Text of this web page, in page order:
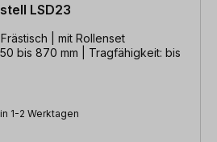
LSD23
| mit Rollenset
bis 870 mm | Tragfähigkeit: bis
1-2 Werktagen